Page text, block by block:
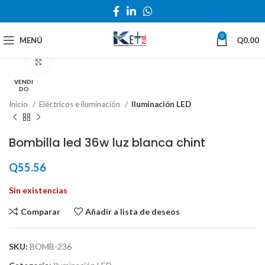
MENÚ 0 Q0.00
VENDI
DO
Inicio Eléctricos e iluminación Iluminación LED
Bombilla led 36w luz blanca chint
Q55.56
Sin existencias
Comparar Añadir a lista de deseos
SKU: BOMB-236